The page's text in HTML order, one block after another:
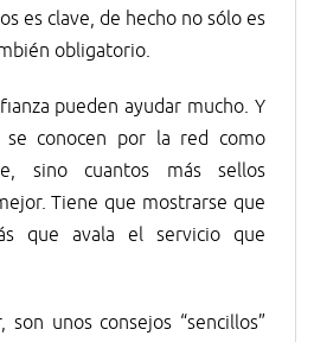
es clave, de hecho no sólo es
obligatorio.
pueden ayudar mucho. Y
conocen por la red como
sino cuantos más sellos
Tiene que mostrarse que
que avala el servicio que
son unos consejos “sencillos”